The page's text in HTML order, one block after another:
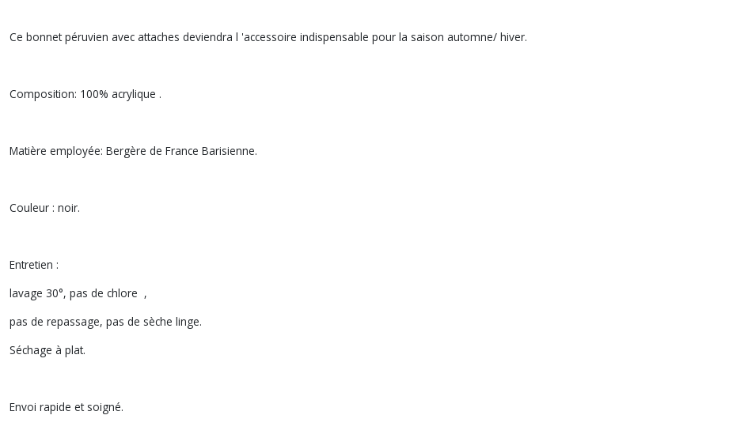
Ce bonnet péruvien avec attaches deviendra l 'accessoire indispensable pour la saison automne/ hiver.
Composition: 100% acrylique .
Matière employée: Bergère de France Barisienne.
Couleur : noir.
Entretien :
lavage 30°, pas de chlore ,
pas de repassage, pas de sèche linge.
Séchage à plat.
Envoi rapide et soigné.